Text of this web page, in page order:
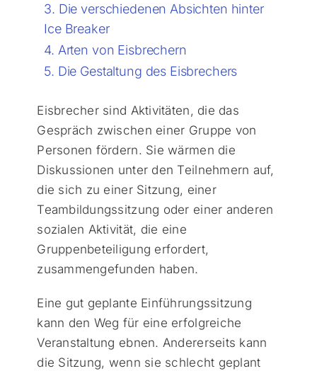
Die verschiedenen Absichten hinter
Ice Breaker
Arten von Eisbrechern
Die Gestaltung des Eisbrechers
Eisbrecher sind Aktivitäten, die das
Gespräch zwischen einer Gruppe von
Personen fördern. Sie wärmen die
Diskussionen unter den Teilnehmern auf,
die sich zu einer Sitzung, einer
Teambildungssitzung oder einer anderen
sozialen Aktivität, die eine
Gruppenbeteiligung erfordert,
zusammengefunden haben.
Eine gut geplante Einführungssitzung
kann den Weg für eine erfolgreiche
Veranstaltung ebnen. Andererseits kann
die Sitzung, wenn sie schlecht geplant